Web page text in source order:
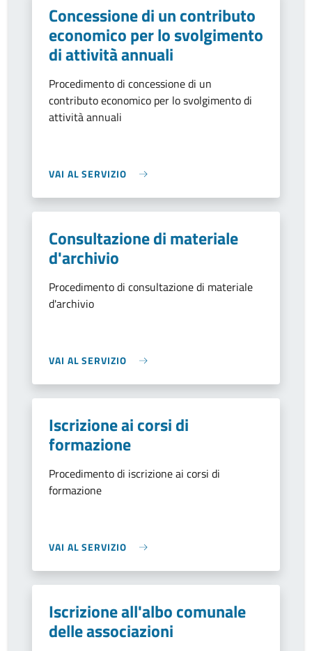
Concessione di un contributo
economico per lo svolgimento
di attività annuali
Procedimento di concessione di un
contributo economico per lo svolgimento di
attività annuali
VAI AL SERVIZIO
Consultazione di materiale
d'archivio
Procedimento di consultazione di materiale
d'archivio
VAI AL SERVIZIO
Iscrizione ai corsi di
formazione
Procedimento di iscrizione ai corsi di
formazione
VAI AL SERVIZIO
Iscrizione all'albo comunale
delle associazioni